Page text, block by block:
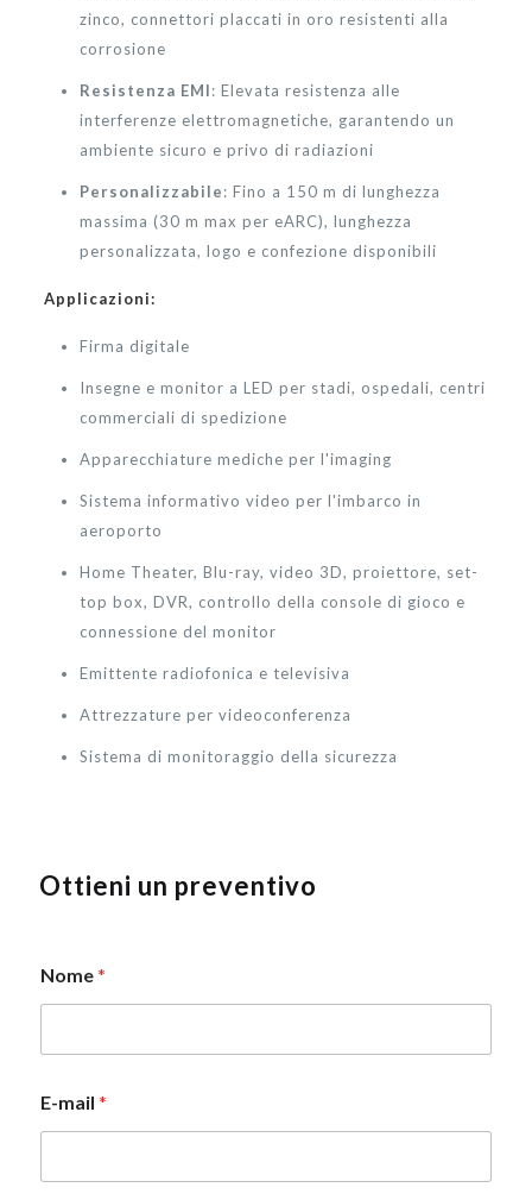
zinco, connettori placcati in oro resistenti alla
corrosione
Resistenza EMI: Elevata resistenza alle
interferenze elettromagnetiche, garantendo un
ambiente sicuro e privo di radiazioni
Personalizzabile: Fino a 150 m di lunghezza
massima (30 m max per eARC), lunghezza
personalizzata, logo e confezione disponibili
Applicazioni:
Firma digitale
Insegne e monitor a LED per stadi, ospedali, centri
commerciali di spedizione
Apparecchiature mediche per l'imaging
Sistema informativo video per l'imbarco in
aeroporto
Home Theater, Blu-ray, video 3D, proiettore, set-
top box, DVR, controllo della console di gioco e
connessione del monitor
Emittente radiofonica e televisiva
Attrezzature per videoconferenza
Sistema di monitoraggio della sicurezza
Ottieni un preventivo
Nome*
e
s
a
E-mail *